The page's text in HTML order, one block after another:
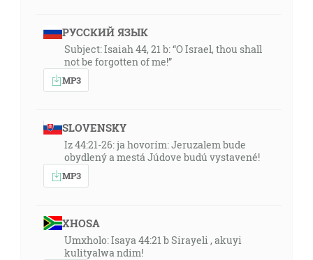
РУССКИЙ ЯЗЫК
Subject: Isaiah 44, 21 b: “O Israel, thou shall
not be forgotten of me!”
MP3
SLOVENSKY
Iz 44:21-26: ja hovorím: Jeruzalem bude
obydlený a mestá Júdove budú vystavené!
MP3
XHOSA
Umxholo: Isaya 44:21 b Sirayeli , akuyi
kulityalwa ndim!